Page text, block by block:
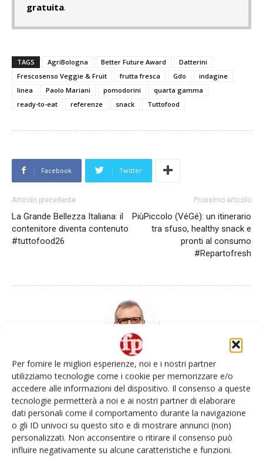
Per fornire le migliori esperienze, noi e i nostri partner
utilizziamo tecnologie come i cookie per memorizzare e/o
accedere alle informazioni del dispositivo. Il consenso a queste
tecnologie permetterà a noi e ai nostri partner di elaborare
dati personali come il comportamento durante la navigazione
o gli ID univoci su questo sito e di mostrare annunci (non)
personalizzati. Non acconsentire o ritirare il consenso può
influire negativamente su alcune caratteristiche e funzioni.
gratuita.
TAGS AgriBologna Better Future Award
Datterini
Frescosenso Veggie & Fruit
frutta fresca Gdo
indagine
linea
Paolo Mariani pomodorini
quarta gamma
ready-to-eat
referenze snack Tuttofood
Facebook Twitter
Articolo precedente
La Grande Bellezza Italiana: il
contenitore diventa contenuto
#tuttofood26
Prossimo articolo
PiùPiccolo (VéGé): un itinerario
tra sfuso, healthy snack e
pronti al consumo
#Repartofresh
Daniele Colombo
Articoli correlati Di più dello stesso autore